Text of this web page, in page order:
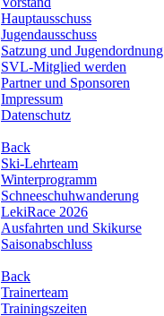
Hauptausschuss
Jugendausschuss
Satzung und Jugendordnung
SVL-Mitglied werden
Partner und Sponsoren
Impressum
Datenschutz
Back
Ski-Lehrteam
Winterprogramm
Schneeschuhwanderung
LekiRace 2026
Ausfahrten und Skikurse
Saisonabschluss
Back
Trainerteam
Trainingszeiten